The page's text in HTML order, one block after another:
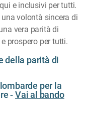
e inclusivi per tutti.
volontà sincera di
vera parità di
prospero per tutti.
della parità di
per la
-Vai al bando